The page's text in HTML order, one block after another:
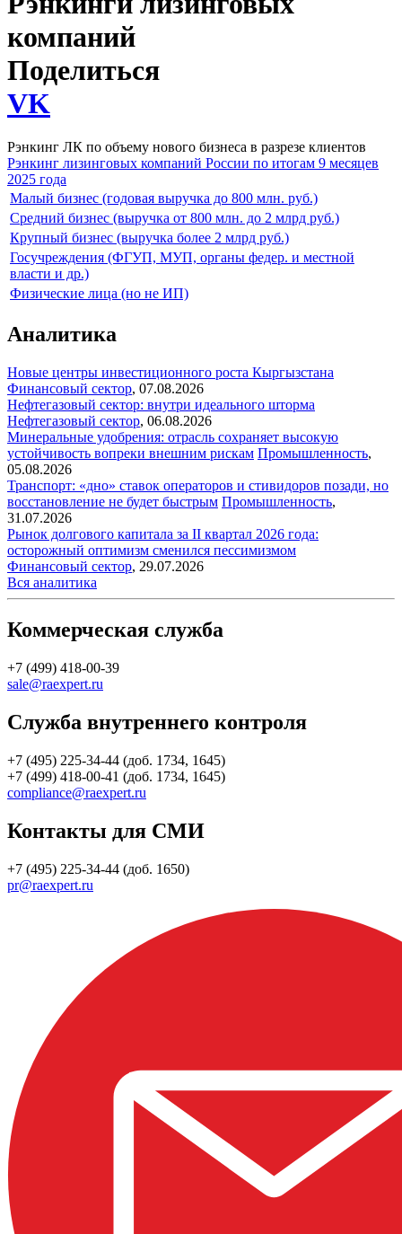
компаний
Поделиться
VK
Рэнкинг ЛК по объему нового бизнеса в разрезе клиентов
Рэнкинг лизинговых компаний России по итогам 9 месяцев
2025 года
Малый бизнес (годовая выручка до 800 млн. руб.)
Средний бизнес (выручка от 800 млн. до 2 млрд руб.)
Крупный бизнес (выручка более 2 млрд руб.)
Госучреждения (ФГУП, МУП, органы федер. и местной
власти и др.)
Физические лица (но не ИП)
Аналитика
Новые центры инвестиционного роста Кыргызстана
Финансовый сектор, 07.08.2026
Нефтегазовый сектор: внутри идеального шторма
Нефтегазовый сектор, 06.08.2026
Минеральные удобрения: отрасль сохраняет высокую
устойчивость вопреки внешним рискам Промышленность,
05.08.2026
Транспорт: «дно» ставок операторов и стивидоров позади, но
восстановление не будет быстрым Промышленность,
31.07.2026
Рынок долгового капитала за II квартал 2026 года:
осторожный оптимизм сменился пессимизмом
Финансовый сектор, 29.07.2026
Вся аналитика
Коммерческая служба
+7 (499) 418-00-39
sale@raexpert.ru
Служба внутреннего контроля
+7 (495) 225-34-44 (доб. 1734, 1645)
+7 (499) 418-00-41 (доб. 1734, 1645)
compliance@raexpert.ru
Контакты для СМИ
+7 (495) 225-34-44 (доб. 1650)
pr@raexpert.ru